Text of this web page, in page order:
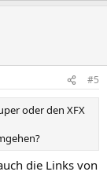
#5
oder den XFX
die Links von